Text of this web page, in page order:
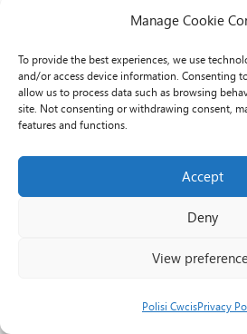
Manage Cookie
To provide the best experiences, we use
and/or access device information. Consenting
allow us to process data such as browsing
site. Not consenting or withdrawing consent,
features and functions.
Accept
Deny
View
Polisi CwcisPrivacy
© 2026 PAVO all rights reserved.
Rhif Elusen Gofrestredig: 1069557.
Registered Charity No.: 1069557 A